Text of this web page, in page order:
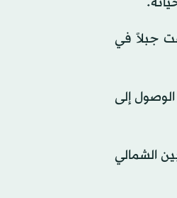
جبلاً في
إلى
الشمالي